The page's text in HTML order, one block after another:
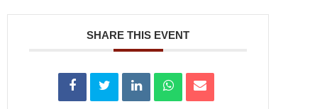
SHARE THIS EVENT